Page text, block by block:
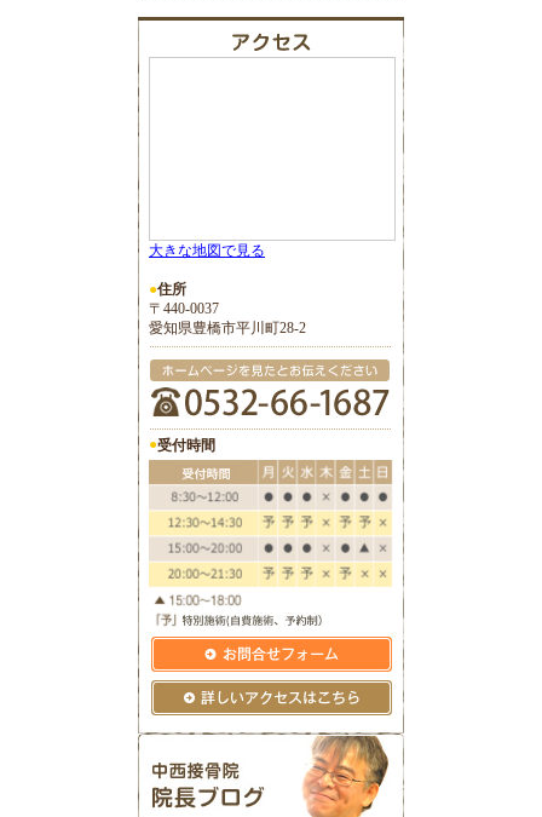
大きな地図で見る
●住所
〒440-0037
愛知県豊橋市平川町28-2
●受付時間